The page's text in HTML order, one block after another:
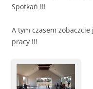
Spotkań !!!
A tym czasem
pracy !!!